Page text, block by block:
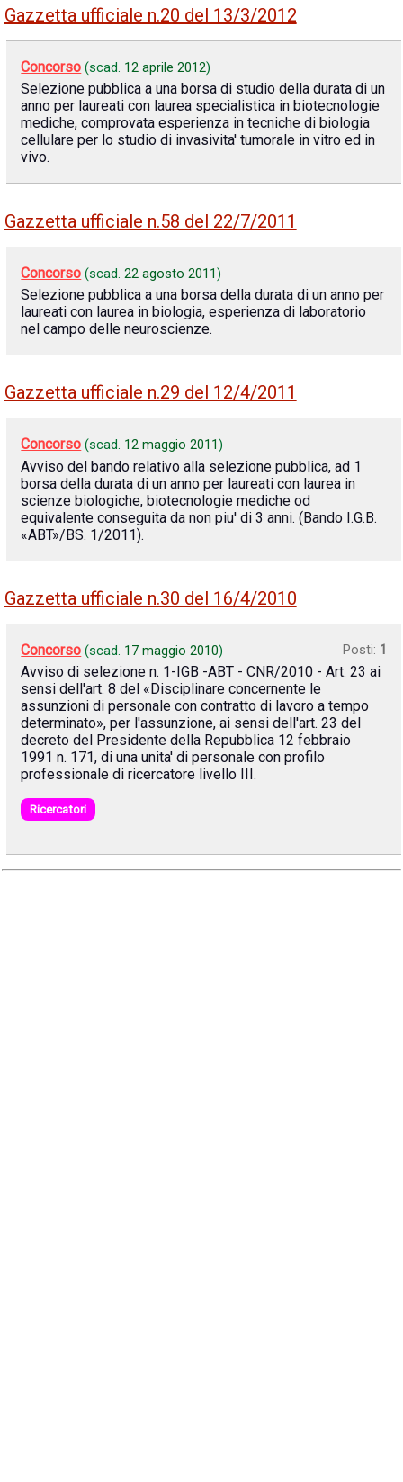
Gazzetta ufficiale n.20 del 13/3/2012
Concorso (scad. 12 aprile 2012)
Selezione pubblica a una borsa di studio della durata di un
anno per laureati con laurea specialistica in biotecnologie
mediche, comprovata esperienza in tecniche di biologia
cellulare per lo studio di invasivita' tumorale in vitro ed in
vivo.
Gazzetta ufficiale n.58 del 22/7/2011
Concorso (scad.22 agosto 2011)
Selezione pubblica a una borsa della durata di un anno per
laureati con laurea in biologia, esperienza di laboratorio
nel campo delle neuroscienze.
Gazzetta ufficiale n.29 del 12/4/2011
Concorso (scad. 12 maggio 2011)
Avviso del bando relativo alla selezione pubblica, ad 1
borsa della durata di un anno per laureati con laurea in
scienze biologiche, biotecnologie mediche od
equivalente conseguita da non piu' di 3 anni. (Bando I.G.B.
«ABT»/BS. 1/2011).
Gazzetta ufficiale n.30 del 16/4/2010
Concorso (scad. 17 maggio 2010) Posti: 1
Avviso di selezione n. 1-IGB -ABT - CNR/2010 - Art. 23 ai
sensi dell'art. 8 del «Disciplinare concernente le
assunzioni di personale con contratto di lavoro a tempo
determinato», per l'assunzione, ai sensi dell'art. 23 del
decreto del Presidente della Repubblica 12 febbraio
1991 n. 171, di una unita' di personale con profilo
professionale di ricercatore livello III.
Ricercatori